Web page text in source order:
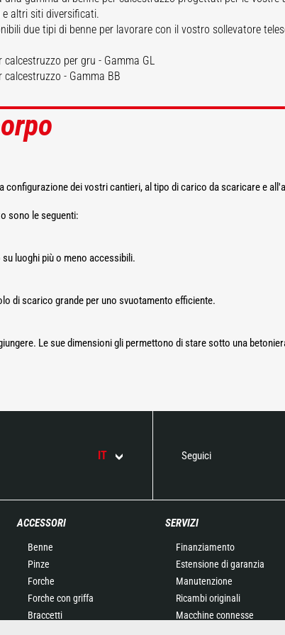
altri siti diversificati.
due tipi di benne per lavorare con il vostro sollevatore
calcestruzzo per gru - Gamma GL
calcestruzzo - Gamma BB
configurazione dei vostri cantieri, al tipo di carico da scaricare e
sono le seguenti:
luoghi più o meno accessibili.
di scarico grande per uno svuotamento efficiente.
Le sue dimensioni gli permettono di stare sotto una
IT Seguici
ACCESSORI
Benne
Pinze
Forche
Forche con griffa
Braccetti
SERVIZI
Finanziamento
Estensione di garanzia
Manutenzione
Ricambi originali
Macchine connesse